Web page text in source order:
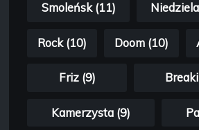
Smoleńsk (11)
Rock (10) Doom (10)
Friz (9)
Kamerzysta (9)